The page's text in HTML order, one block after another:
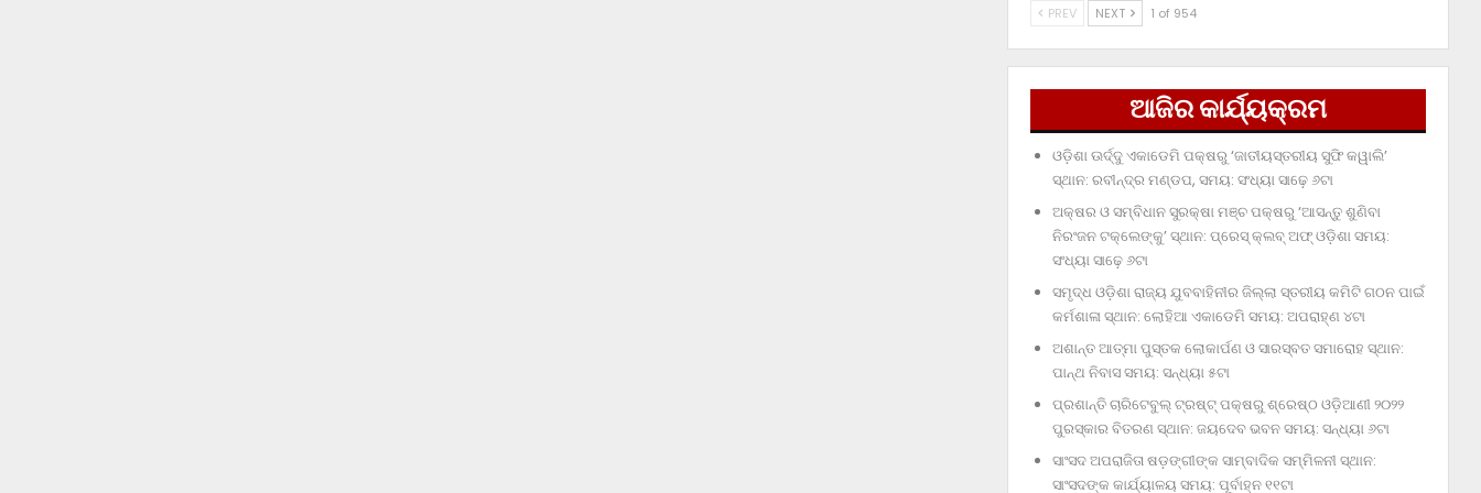
PREV NEXT 1 of 954
ଆଜିର କାର୍ଯ୍ୟକ୍ରମ
ଓଡ଼ିଶା ଊର୍ଦ୍ଦୁ ଏକାଡେମି ପକ୍ଷରୁ ‘ଜାତୀୟସ୍ତରୀୟ ସୁଫି କୱାଲି’
ସ୍ଥାନ: ରବୀନ୍ଦ୍ର ମଣ୍ଡପ, ସମୟ: ସଂଧ୍ୟା ସାଢ଼େ ୬ଟା
ଅକ୍ଷର ଓ ସମ୍ବିଧାନ ସୁରକ୍ଷା ମଞ୍ଚ ପକ୍ଷରୁ ‘ଆସନ୍ତୁ ଶୁଣିବା
ନିରଂଜନ ଟକ୍‌ଲେଙ୍କୁ’ ସ୍ଥାନ: ପ୍ରେସ୍‌ କ୍ଲବ୍‌ ଅଫ୍‌ ଓଡ଼ିଶା ସମୟ:
ସଂଧ୍ୟା ସାଢ଼େ ୬ଟା
ସମୃଦ୍ଧ ଓଡ଼ିଶା ରାଜ୍ୟ ଯୁବବାହିନୀର ଜିଲ୍ଲା ସ୍ତରୀୟ କମିଟି ଗଠନ ପାଇଁ
କର୍ମଶାଳା ସ୍ଥାନ: ଲୋହିଆ ଏକାଡେମି ସମୟ: ଅପରାହ୍‌ଣ ୪ଟା
ଅଶାନ୍ତ ଆତ୍ମା ପୁସ୍ତକ ଲୋକାର୍ପଣ ଓ ସାରସ୍ବତ ସମାରୋହ ସ୍ଥାନ:
ପାନ୍ଥ ନିବାସ ସମୟ: ସନ୍ଧ୍ୟା ୫ଟା
ପ୍ରଶାନ୍ତି ଚାରିଟେବୁଲ୍‌ ଟ୍ରଷ୍ଟ୍‌ ପକ୍ଷରୁ ଶ୍ରେଷ୍ଠ ଓଡ଼ିଆଣୀ ୨୦୨୨
ପୁରସ୍କାର ବିତରଣ ସ୍ଥାନ: ଜୟଦେବ ଭବନ ସମୟ: ସନ୍ଧ୍ୟା ୬ଟା
ସାଂସଦ ଅପରାଜିତା ଷଡ଼ଙ୍ଗୀଙ୍କ ସାମ୍ବାଦିକ ସମ୍ମିଳନୀ ସ୍ଥାନ:
ସାଂସଦଙ୍କ କାର୍ଯ୍ୟାଳୟ ସମୟ: ପୂର୍ବାହ୍ନ ୧୧ଟା